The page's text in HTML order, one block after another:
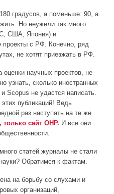
градусов, а поменьше: 90, а
Но неужели так много
США, Япония) и
проекты с РФ. Конечно, ряд
не хотят приезжать в РФ.
научных проектов, не
узнать, сколько иностранных
Scopus не удастся написать.
публикаций! Ведь
раз наступать на те же
только сайт ОНР. И все они
статей журналы не стали
Обратимся к фактам.
на борьбу со слухами и
организаций,